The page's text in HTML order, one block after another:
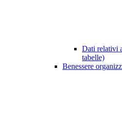
Dati relativi
tabelle)
Benessere